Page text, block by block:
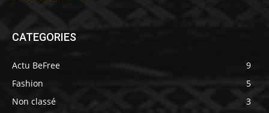
CATEGORIES
Actu BeFree
9
Fashion
5
Non classé
3